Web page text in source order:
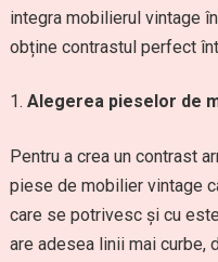
integra mobilierul vintage
obține contrastul perfect
Alegerea pieselor de
Pentru a crea un contrast
piese de mobilier vintage
care se potrivesc și cu
are adesea linii mai curbe,